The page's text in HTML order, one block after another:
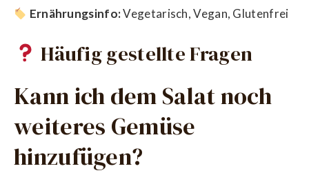
Ernährungsinfo:Vegetarisch, Vegan, Glutenfrei
Häufig gestellte Fragen
Kann ich dem Salat noch
weiteres Gemüse
hinzufügen?